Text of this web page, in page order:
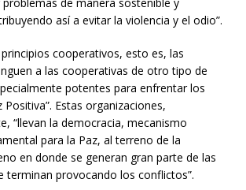
de manera sostenible y
así a evitar la violencia y el odio”.
principios cooperativos, esto es, las
a las cooperativas de otro tipo de
potentes para enfrentar los
Estas organizaciones,
“llevan la democracia, mecanismo
para la Paz, al terreno de la
en donde se generan gran parte de las
terminan provocando los conflictos”.